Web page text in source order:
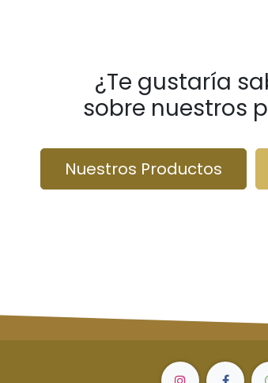
¿Te gustaría
sobre nuestros
Nuestros Productos